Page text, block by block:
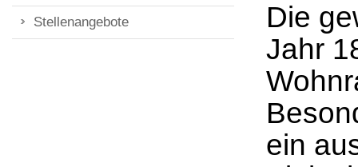
Stellenangebote
Die
Jahr
ein